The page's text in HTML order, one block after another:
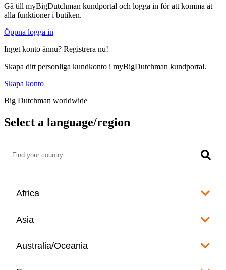
Gå till myBigDutchman kundportal och logga in för att komma åt
alla funktioner i butiken.
Öppna logga in
Inget konto ännu? Registrera nu!
Skapa ditt personliga kundkonto i myBigDutchman kundportal.
Skapa konto
Big Dutchman worldwide
Select a language/region
Africa
Angola
Asia
Afghanistan
Australia/Oceania